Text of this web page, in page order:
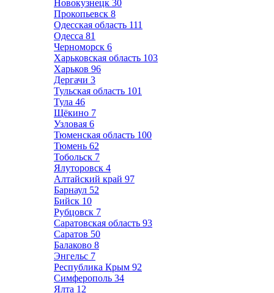
Новокузнецк 30
Прокопьевск 8
Одесская область 111
Одесса 81
Черноморск 6
Харьковская область 103
Харьков 96
Дергачи 3
Тульская область 101
Тула 46
Щёкино 7
Узловая 6
Тюменская область 100
Тюмень 62
Тобольск 7
Ялуторовск 4
Алтайский край 97
Барнаул 52
Бийск 10
Рубцовск 7
Саратовская область 93
Саратов 50
Балаково 8
Энгельс 7
Республика Крым 92
Симферополь 34
Ялта 12